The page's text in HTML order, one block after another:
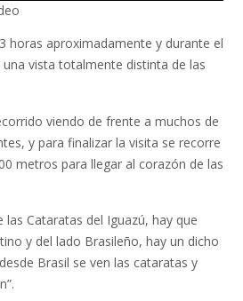
horas aproximadamente y durante el
vista totalmente distinta de las
viendo de frente a muchos de
y para finalizar la visita se recorre
metros para llegar al corazón de las
Cataratas del Iguazú, hay que
y del lado Brasileño, hay un dicho
Brasil se ven las cataratas y